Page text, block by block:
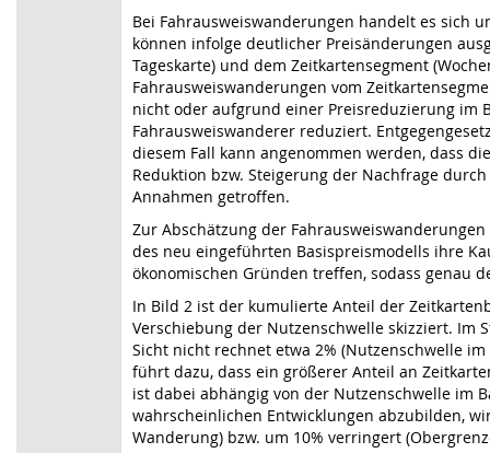
Bei Fahrausweiswanderungen handelt es sich
können infolge deutlicher Preisänderungen
Tageskarte) und dem Zeitkartensegment
Fahrausweiswanderungen vom
nicht oder aufgrund einer Preisreduzierung im
Fahrausweiswanderer reduziert.
diesem Fall kann angenommen werden, dass
Reduktion bzw. Steigerung der Nachfrage
Annahmen getroffen.
Zur Abschätzung der
des neu eingeführten Basispreismodells ihre
ökonomischen Gründen treffen, sodass genau
In Bild 2 ist der kumulierte Anteil der
Verschiebung der Nutzenschwelle skizziert. Im
Sicht nicht rechnet etwa 2% (Nutzenschwelle
führt dazu, dass ein größerer Anteil an
ist dabei abhängig von der Nutzenschwelle im
wahrscheinlichen Entwicklungen abzubilden,
Wanderung) bzw. um 10% verringert